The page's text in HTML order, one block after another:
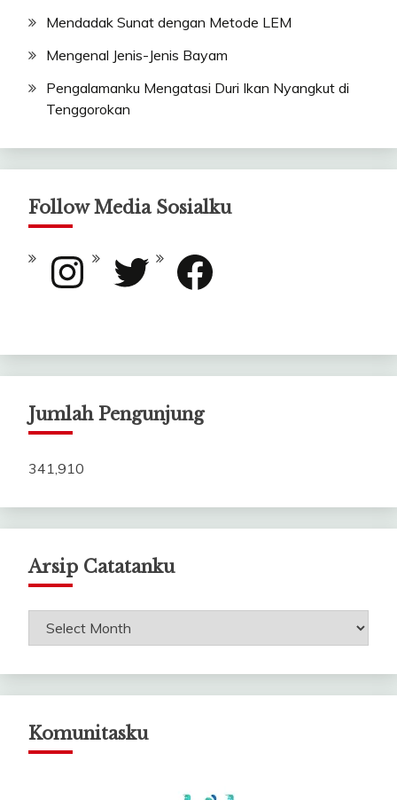
Mendadak Sunat dengan Metode LEM
Mengenal Jenis-Jenis Bayam
Pengalamanku Mengatasi Duri Ikan Nyangkut di
Tenggorokan
Follow Media Sosialku
Instagram Twitter Facebook
Jumlah Pengunjung
341,910
Arsip Catatanku
Arsip
Komunitasku